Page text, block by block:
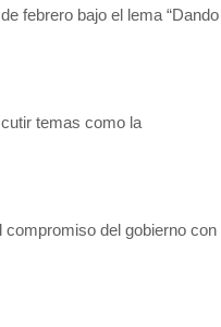
febrero bajo el lema “Dando
temas como la
compromiso del gobierno con